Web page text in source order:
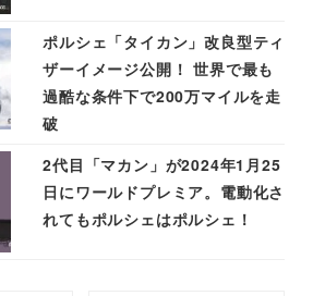
ポルシェ「タイカン」改良型ティ
ザーイメージ公開！ 世界で最も
過酷な条件下で200万マイルを走
破
2代目「マカン」が2024年1月25
日にワールドプレミア。電動化さ
れてもポルシェはポルシェ！